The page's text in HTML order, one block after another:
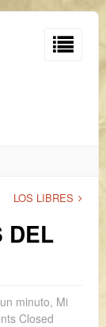
LOS LIBRES
DEL
minuto, Mi
Closed